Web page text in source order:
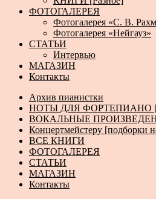
ФОТОГАЛЕРЕЯ
Фотогалерея «С. В.
Фотогалерея «Нейгауз»
СТАТЬИ
Интервью
МАГАЗИН
Контакты
Архив пианистки
НОТЫ ДЛЯ ФОРТЕПИАНО
ВОКАЛЬНЫЕ
Концертмейстеру [подборки
ВСЕ КНИГИ
ФОТОГАЛЕРЕЯ
СТАТЬИ
МАГАЗИН
Контакты